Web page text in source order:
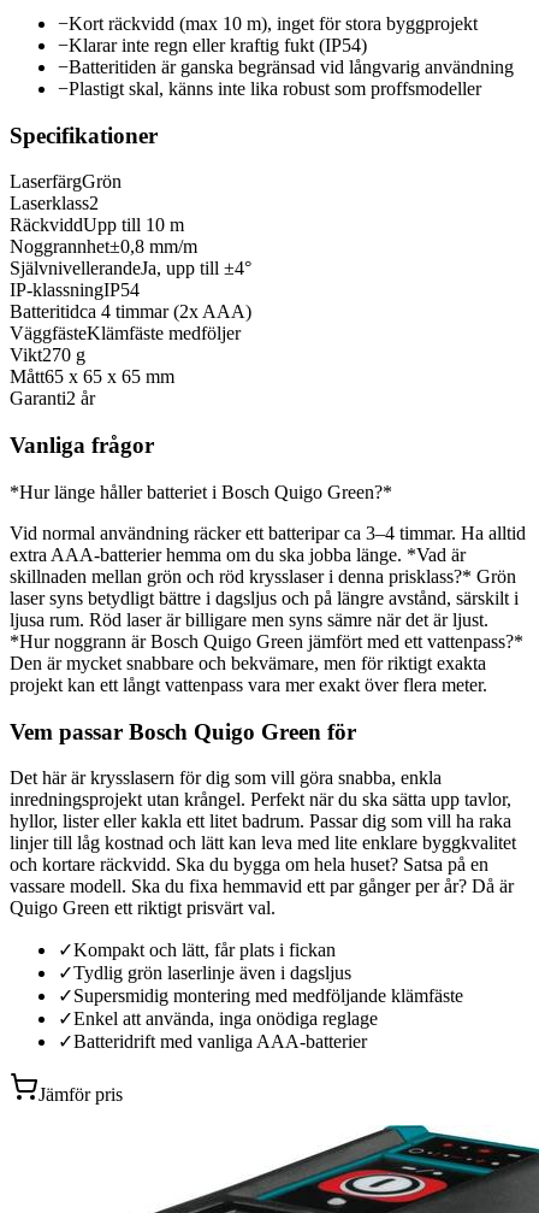
−Kort räckvidd (max 10 m), inget för stora byggprojekt
−Klarar inte regn eller kraftig fukt (IP54)
−Batteritiden är ganska begränsad vid långvarig användning
−Plastigt skal, känns inte lika robust som proffsmodeller
Specifikationer
LaserfärgGrön
Laserklass2
RäckviddUpp till 10 m
Noggrannhet±0,8 mm/m
SjälvnivellerandeJa, upp till ±4°
IP-klassningIP54
Batteritidca 4 timmar (2x AAA)
VäggfästeKlämfäste medföljer
Vikt270 g
Mått65 x 65 x 65 mm
Garanti2 år
Vanliga frågor
*Hur länge håller batteriet i Bosch Quigo Green?*
Vid normal användning räcker ett batteripar ca 3–4 timmar. Ha alltid
extra AAA-batterier hemma om du ska jobba länge. *Vad är
skillnaden mellan grön och röd krysslaser i denna prisklass?* Grön
laser syns betydligt bättre i dagsljus och på längre avstånd, särskilt i
ljusa rum. Röd laser är billigare men syns sämre när det är ljust.
*Hur noggrann är Bosch Quigo Green jämfört med ett vattenpass?*
Den är mycket snabbare och bekvämare, men för riktigt exakta
projekt kan ett långt vattenpass vara mer exakt över flera meter.
Vem passar Bosch Quigo Green för
Det här är krysslasern för dig som vill göra snabba, enkla
inredningsprojekt utan krångel. Perfekt när du ska sätta upp tavlor,
hyllor, lister eller kakla ett litet badrum. Passar dig som vill ha raka
linjer till låg kostnad och lätt kan leva med lite enklare byggkvalitet
och kortare räckvidd. Ska du bygga om hela huset? Satsa på en
vassare modell. Ska du fixa hemmavid ett par gånger per år? Då är
Quigo Green ett riktigt prisvärt val.
✓Kompakt och lätt, får plats i fickan
✓Tydlig grön laserlinje även i dagsljus
✓Supersmidig montering med medföljande klämfäste
✓Enkel att använda, inga onödiga reglage
✓Batteridrift med vanliga AAA-batterier
Jämför pris